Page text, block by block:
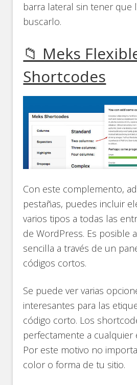
barra lateral sin tener que
buscarlo.
📁 Meks
Shortcodes
Con este complemento,
pestañas, puedes incluir
varios tipos a todas las
de WordPress. Es posible
sencilla a través de un
códigos cortos.
Se puede ver varias
interesantes para las
código corto. Los
perfectamente a cualquier
Por este motivo no
color o forma de tu sitio.